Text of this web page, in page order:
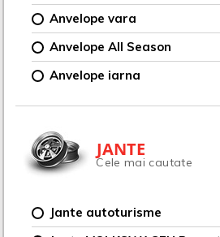
Anvelope vara
Anvelope All Season
Anvelope iarna
JANTE
Cele mai cautate
Jante autoturisme